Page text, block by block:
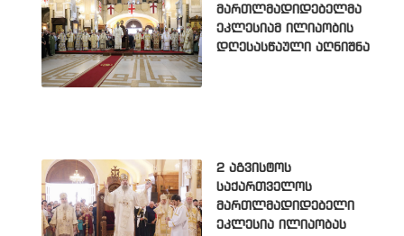
მართლმადიდებელმა
ეკლესიამ ილიაობის
დღესასწაული აღნიშნა
2 აგვისტოს
საქართველოს
მართლმადიდებელი
ეკლესია ილიაობას